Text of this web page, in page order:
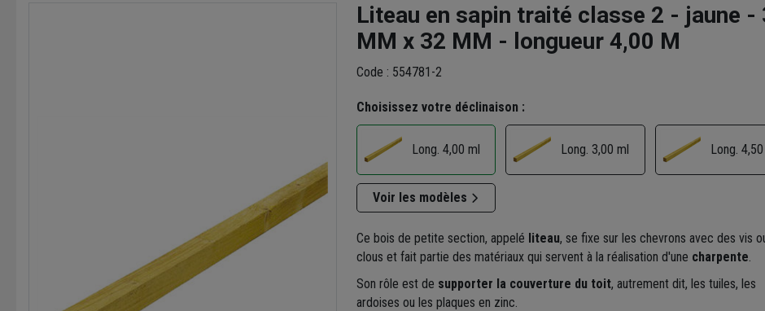
Liteau en sapin traité classe 2 - jaune -
MM x 32 MM - longueur 4,00 M
Code : 554781-2
Choisissez votre déclinaison :
Long. 4,00 ml Long. 3,00 ml Long.
Voir les modèles
Ce bois de petite section, appelé liteau, se fixe sur les chevrons avec des vis
clous et fait partie des matériaux qui servent à la réalisation d'une charpente
Son rôle est de supporter la couverture du toit, autrement dit, les tuiles, les
ardoises ou les plaques en zinc.